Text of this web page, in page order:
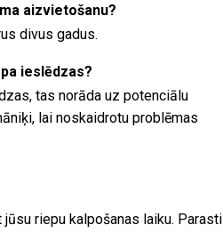
aizvietošanu?
divus gadus.
ieslēdzas?
tas norāda uz potenciālu
lai noskaidrotu problēmas
riepu kalpošanas laiku. Parasti